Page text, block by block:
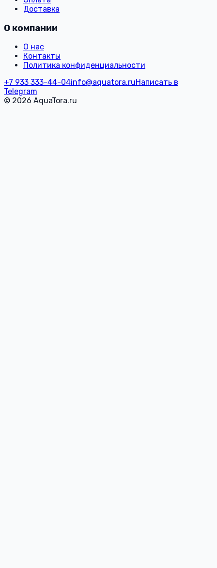
Доставка
О компании
О нас
Контакты
Политика конфиденциальности
+7 933 333-44-04info@aquatora.ruНаписать в
Telegram
© 2026 AquaTora.ru